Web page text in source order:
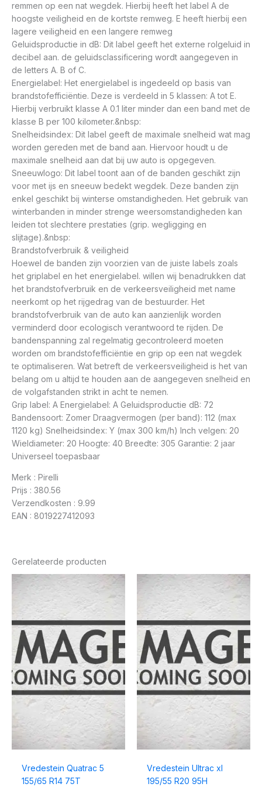
remmen op een nat wegdek. Hierbij heeft het label A de
hoogste veiligheid en de kortste remweg. E heeft hierbij een
lagere veiligheid en een langere remweg
Geluidsproductie in dB: Dit label geeft het externe rolgeluid in
decibel aan. de geluidsclassificering wordt aangegeven in
de letters A. B of C.
Energielabel: Het energielabel is ingedeeld op basis van
brandstofefficiëntie. Deze is verdeeld in 5 klassen: A tot E.
Hierbij verbruikt klasse A 0.1 liter minder dan een band met de
klasse B per 100 kilometer.&nbsp:
Snelheidsindex: Dit label geeft de maximale snelheid wat mag
worden gereden met de band aan. Hiervoor houdt u de
maximale snelheid aan dat bij uw auto is opgegeven.
Sneeuwlogo: Dit label toont aan of de banden geschikt zijn
voor met ijs en sneeuw bedekt wegdek. Deze banden zijn
enkel geschikt bij winterse omstandigheden. Het gebruik van
winterbanden in minder strenge weersomstandigheden kan
leiden tot slechtere prestaties (grip. wegligging en
slijtage).&nbsp:
Brandstofverbruik & veiligheid
Hoewel de banden zijn voorzien van de juiste labels zoals
het griplabel en het energielabel. willen wij benadrukken dat
het brandstofverbruik en de verkeersveiligheid met name
neerkomt op het rijgedrag van de bestuurder. Het
brandstofverbruik van de auto kan aanzienlijk worden
verminderd door ecologisch verantwoord te rijden. De
bandenspanning zal regelmatig gecontroleerd moeten
worden om brandstofefficiëntie en grip op een nat wegdek
te optimaliseren. Wat betreft de verkeersveiligheid is het van
belang om u altijd te houden aan de aangegeven snelheid en
de volgafstanden strikt in acht te nemen.
Grip label: A Energielabel: A Geluidsproductie dB: 72
Bandensoort: Zomer Draagvermogen (per band): 112 (max
1120 kg) Snelheidsindex: Y (max 300 km/h) Inch velgen: 20
Wieldiameter: 20 Hoogte: 40 Breedte: 305 Garantie: 2 jaar
Universeel toepasbaar
Merk : Pirelli
Prijs : 380.56
Verzendkosten : 9.99
EAN : 8019227412093
Gerelateerde producten
Vredestein Quatrac 5
155/65 R14 75T
Vredestein Ultrac xl
195/55 R20 95H